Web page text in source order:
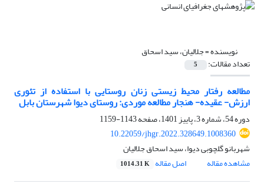
نویسنده =جلالیان، سید اسحاق
تعداد مقالات: 5
مطالعه رفتار محیط زیستی زنان روستایی با استفاده از تئوری
ارزش- عقیده- هنجار مطالعه موردی: روستای دیوا شهرستان بابل
دوره 54، شماره 3، پاییز 1401، صفحه
1143-1159
10.22059/jhgr.2022.328649.1008360
شهربانو گلچوبی دیوا، سید اسحاق جلالیان
مشاهده مقاله
اصل مقاله 1014.31 K